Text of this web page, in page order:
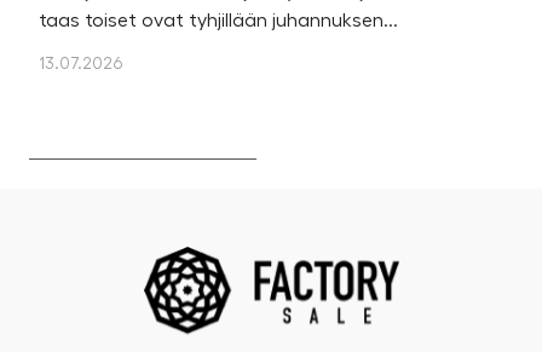
taas toiset ovat tyhjillään juhannuksen...
13.07.2026